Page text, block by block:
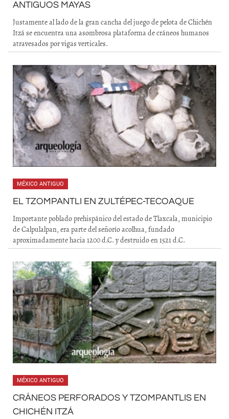
ANTIGUOS MAYAS
Justamente al lado de la gran cancha del juego de pelota de Chichén
Itzá se encuentra una asombrosa plataforma de cráneos humanos
atravesados por vigas verticales.
MÉXICO ANTIGUO
EL TZOMPANTLI EN ZULTÉPEC-TECOAQUE
Importante poblado prehispánico del estado de Tlaxcala, municipio
de Calpulalpan, era parte del señorío acolhua, fundado
aproximadamente hacia 1200 d.C. y destruido en 1521 d.C.
MÉXICO ANTIGUO
CRÁNEOS PERFORADOS Y TZOMPANTLIS EN
CHICHÉN ITZÁ